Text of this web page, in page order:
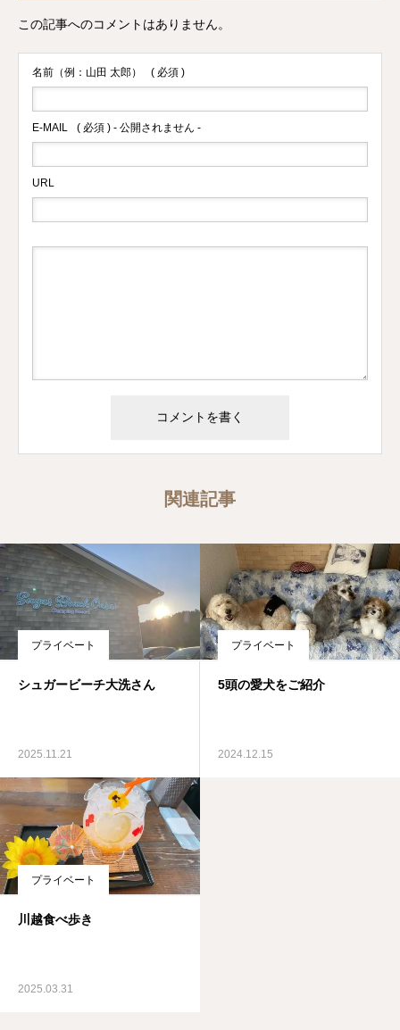
この記事へのコメントはありません。
名前（例：山田 太郎） ( 必須 )
E-MAIL ( 必須 ) - 公開されません -
URL
関連記事
プライベート
シュガービーチ大洗さん
2025.11.21
プライベート
5頭の愛犬をご紹介
2024.12.15
プライベート
川越食べ歩き
2025.03.31